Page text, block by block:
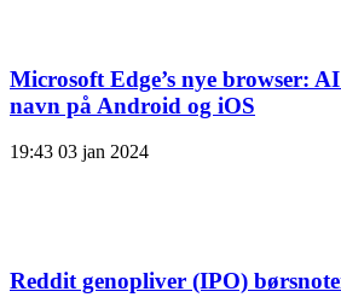
Microsoft Edge’s nye browser:
navn på Android og iOS
19:43 03 jan 2024
Reddit genopliver (IPO)